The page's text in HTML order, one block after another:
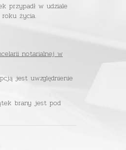
przypadł w udziale
życia.
notarialnej w
jest uwzględnienie
brany jest pod